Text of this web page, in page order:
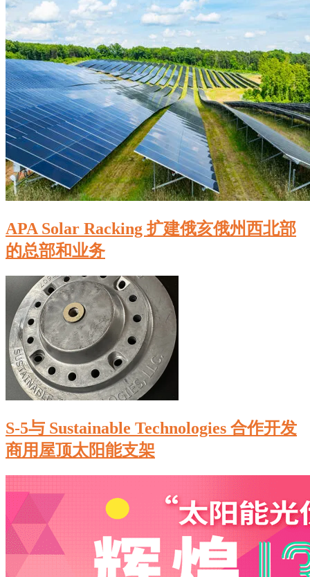
APA Solar Racking 扩建俄亥俄州西北部
的总部和业务
S-5与 Sustainable Technologies 合作开发
商用屋顶太阳能支架